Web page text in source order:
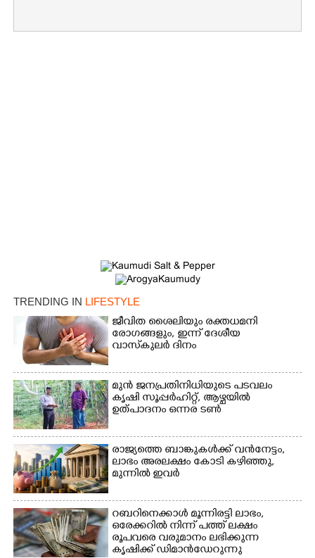
TRENDING IN LIFESTYLE
ജീവിത ശൈലിയും രക്തധമനി
രോഗങ്ങളും, ഇന്ന് ദേശീയ
വാസ്‌കുലര്‍ ദിനം
മുൻ ജനപ്രതിനിധിയുടെ പടവലം
കൃഷി സൂപ്പർഹിറ്റ്,​ ആഴ്ചയിൽ
ഉത്പാദനം ഒന്നര ടൺ
രാജ്യത്തെ ബാങ്കുകൾക്ക് വൻനേട്ടം,​
ലാഭം അരലക്ഷം കോടി കഴിഞ്ഞു,​
മുന്നിൽ ഇവർ
റബറിനെക്കാൾ മൂന്നിരട്ടി ലാഭം,​
ഒരേക്കറിൽ നിന്ന് പത്ത് ലക്ഷം
രൂപവരെ വരുമാനം ലഭിക്കുന്ന
കൃഷിക്ക് ഡിമാൻഡേറുന്നു